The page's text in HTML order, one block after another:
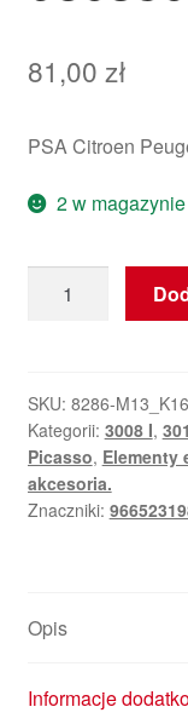
81,00 zł
PSA Citroen
2 w magazynie
Głośnik
9665231980
9803506380
SKU: 8286-M13_K16
Kategorii: 3008 I, 301
Picasso, Elementy
akcesoria.
Znaczniki:
Opis
Informacje